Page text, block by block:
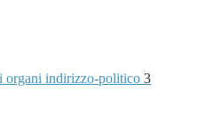
organi indirizzo-politico 3